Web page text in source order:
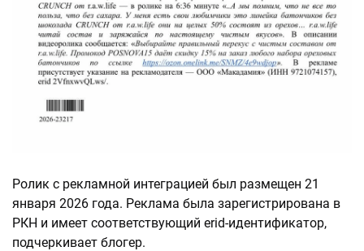
Ролик с рекламной интеграцией был размещен 21
января 2026 года. Реклама была зарегистрирована в
РКН и имеет соответствующий erid-идентификатор,
подчеркивает блогер.